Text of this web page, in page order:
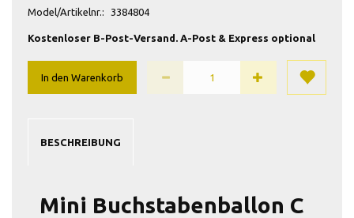
Model/Artikelnr.: 3384804
Kostenloser B-Post-Versand. A-Post & Express optional
In den Warenkorb
BESCHREIBUNG
Mini Buchstabenballon C